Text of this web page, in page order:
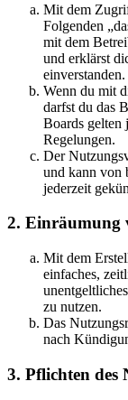
Mit dem
Folgenden
mit dem
und erklärst
einverstanden.
Wenn du mit
darfst du das
Boards gelten
Regelungen.
Der
und kann von
jederzeit
2. Einräumung
Mit dem
einfaches,
zu nutzen.
Das
nach
3. Pflichten des